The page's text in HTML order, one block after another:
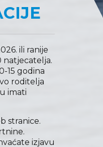
ili ranije
natjecatelja.
15 godina
roditelja
imati
stranice.
izjavu